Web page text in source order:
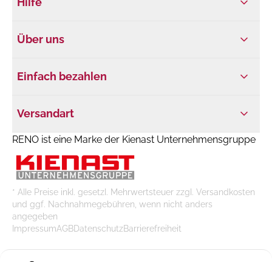
Über uns
Einfach bezahlen
Versandart
RENO ist eine Marke der Kienast Unternehmensgruppe
* Alle Preise inkl. gesetzl. Mehrwertsteuer zzgl. Versandkosten
und ggf. Nachnahmegebühren, wenn nicht anders
angegeben
ImpressumAGBDatenschutzBarrierefreiheit